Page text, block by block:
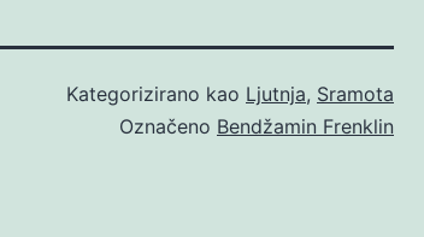
Kategorizirano kao Ljutnja, Sramota
Označeno Bendžamin Frenklin